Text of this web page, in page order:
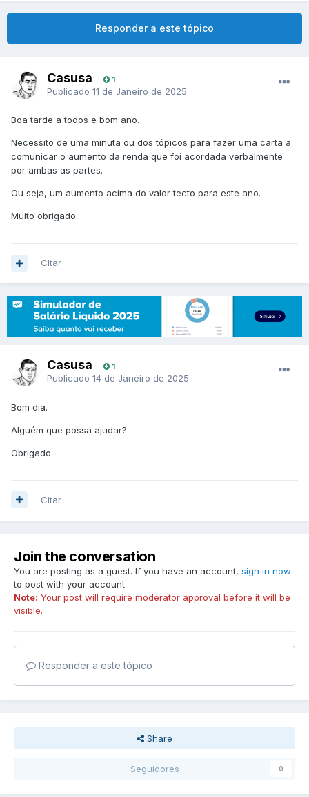
Responder a este tópico
Casusa 1
Publicado 11 de Janeiro de 2025
Boa tarde a todos e bom ano.
Necessito de uma minuta ou dos tópicos para fazer uma carta a
comunicar o aumento da renda que foi acordada verbalmente
por ambas as partes.
Ou seja, um aumento acima do valor tecto para este ano.
Muito obrigado.
Citar
Casusa 1
Publicado 14 de Janeiro de 2025
Bom dia.
Alguém que possa ajudar?
Obrigado.
Citar
Join the conversation
You are posting as a guest. If you have an account, sign in now
to post with your account.
Note: Your post will require moderator approval before it will be
visible.
Responder a este tópico
Share
Seguidores 0